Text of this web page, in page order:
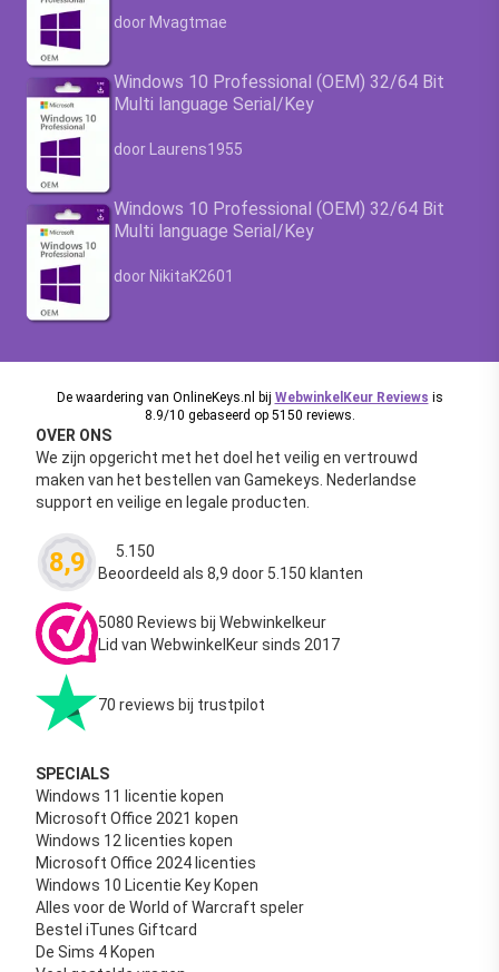
Waardering4.63
door Mvagtmae
Windows 10 Professional (OEM) 32/64 Bit
Multi language Serial/Key
Waardering4.63uit 5
door Laurens1955
Windows 10 Professional (OEM) 32/64 Bit
Multi language Serial/Key
Waardering4.63
door NikitaK2601
De waardering van OnlineKeys.nl bij WebwinkelKeur Reviews is
8.9/10 gebaseerd op 5150 reviews.
OVER ONS
We zijn opgericht met het doel het veilig en vertrouwd
maken van het bestellen van Gamekeys. Nederlandse
support en veilige en legale producten.
8,9 Waardering
5.150
Beoordeeld als 8,9 door 5.150 klanten
5080 Reviews bij Webwinkelkeur
Lid van WebwinkelKeur sinds 2017
70 reviews bij trustpilot
SPECIALS
Windows 11 licentie kopen
Microsoft Office 2021 kopen
Windows 12 licenties kopen
Microsoft Office 2024 licenties
Windows 10 Licentie Key Kopen
Alles voor de World of Warcraft speler
Bestel iTunes Giftcard
De Sims 4 Kopen